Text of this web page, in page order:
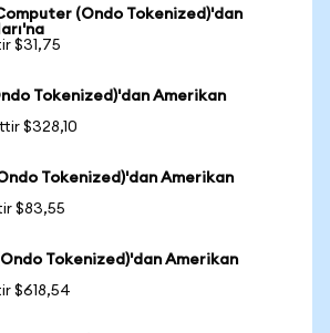
(Ondo Tokenized)'dan
$31,75
Tokenized)'dan Amerikan
$328,10
Tokenized)'dan Amerikan
$83,55
Tokenized)'dan Amerikan
$618,54